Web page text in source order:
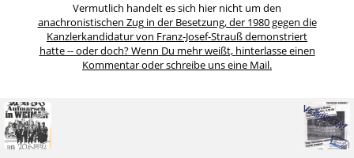
Vermutlich handelt es sich hier nicht um den
anachronistischen Zugin der Besetzung, der 1980 gegen die
Kanzlerkandidatur von Franz-Josef-Strauß demonstriert
hatte -- oder doch? Wenn Du mehr weißt, hinterlasse einen
Kommentar oder schreibe uns eine Mail.